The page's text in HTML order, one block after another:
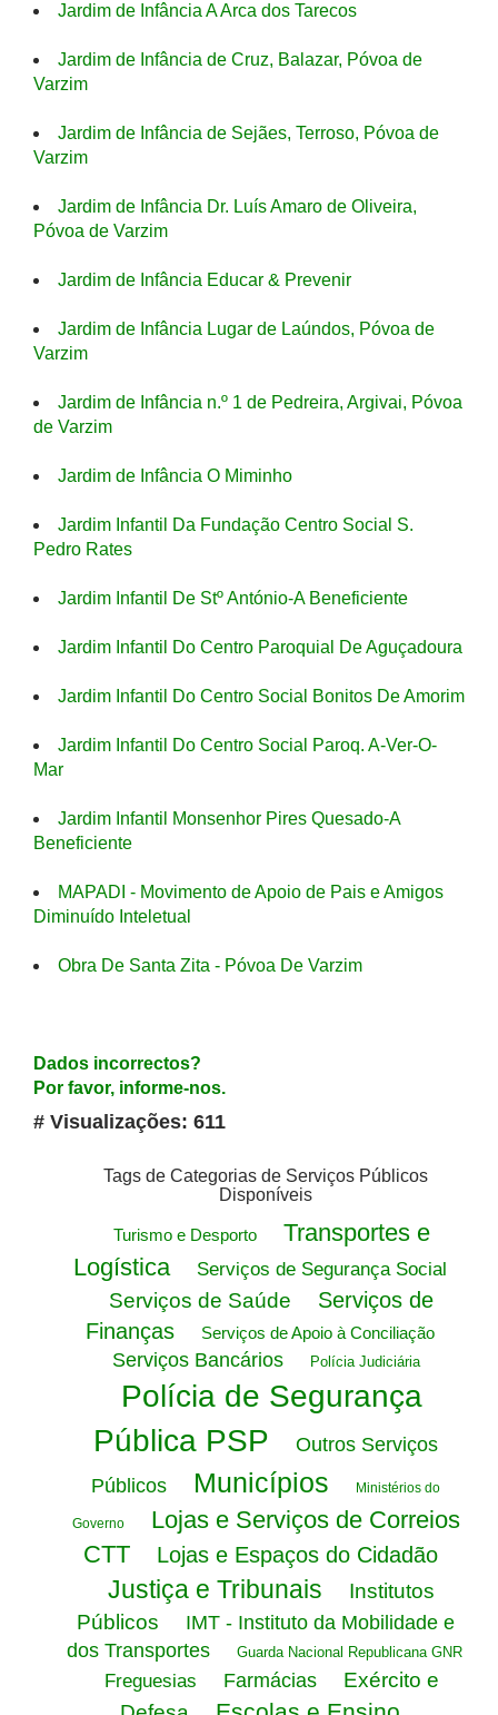
Jardim de Infância A Arca dos Tarecos
Jardim de Infância de Cruz, Balazar, Póvoa de
Varzim
Jardim de Infância de Sejães, Terroso, Póvoa de
Varzim
Jardim de Infância Dr. Luís Amaro de Oliveira,
Póvoa de Varzim
Jardim de Infância Educar & Prevenir
Jardim de Infância Lugar de Laúndos, Póvoa de
Varzim
Jardim de Infância n.º 1 de Pedreira, Argivai, Póvoa
de Varzim
Jardim de Infância O Miminho
Jardim Infantil Da Fundação Centro Social S.
Pedro Rates
Jardim Infantil De Stº António-A Beneficiente
Jardim Infantil Do Centro Paroquial De Aguçadoura
Jardim Infantil Do Centro Social Bonitos De Amorim
Jardim Infantil Do Centro Social Paroq. A-Ver-O-
Mar
Jardim Infantil Monsenhor Pires Quesado-A
Beneficiente
MAPADI - Movimento de Apoio de Pais e Amigos
Diminuído Inteletual
Obra De Santa Zita - Póvoa De Varzim
Dados incorrectos?
Por favor, informe-nos.
# Visualizações: 611
Tags de Categorias de Serviços Públicos
Disponíveis
Turismo e Desporto
Transportes e
Logística
Serviços de Segurança Social
Serviços de Saúde
Serviços de
Finanças
Serviços de Apoio à Conciliação
Serviços Bancários Polícia Judiciária
Polícia de Segurança
Pública PSP
Outros Serviços
Públicos
Municípios Ministérios do
Governo
Lojas e Serviços de Correios
CTT
Lojas e Espaços do Cidadão
Justiça e Tribunais
Institutos
Públicos
IMT - Instituto da Mobilidade e
dos Transportes
Guarda Nacional Republicana GNR
Freguesias Farmácias
Exército e